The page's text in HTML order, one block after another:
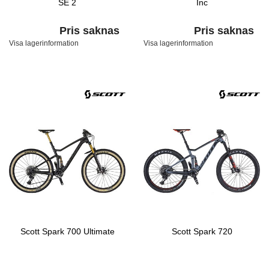
SE 2
Pris saknas
Visa lagerinformation
Inc
Pris saknas
Visa lagerinformation
Scott Spark 700 Ultimate Scott Spark 720